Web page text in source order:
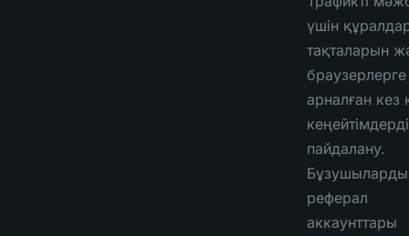
үшін
тақталарын
браузерлерге
арналған кез
кеңейтімдерді
пайдалану.
реферал
аккаунттары